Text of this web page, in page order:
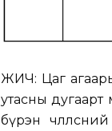
ЖИЧ: Цаг
утасны дугаарт
бүрэн